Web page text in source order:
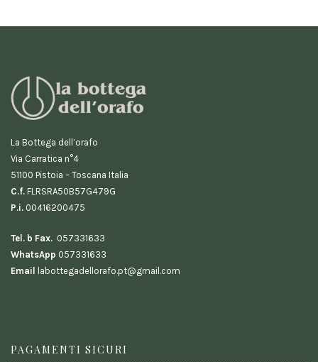
La Bottega dell’orafo
Via Carratica n°4
51100 Pistoia – Toscana Italia
C.f. FLRSRA50B57G479G
P.i. 00416200475
Tel. b Fax. 057331633
WhatsApp 057331633
Email
labottegadellorafo.pt@gmail.com
PAGAMENTI SICURI